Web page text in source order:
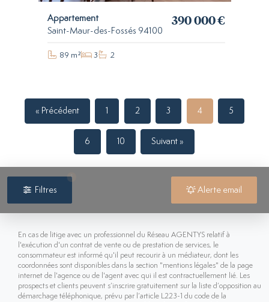
Appartement
Saint-Maur-des-Fossés 94100
390 000 €
89 m² 3 2
« Précédent 1 2 3 4 5
6 10 Suivant »
Filtres
1filtres sélectionnés
Alerte email
En cas de litige avec un professionnel du Réseau AGENTYS relatif à
l'exécution d'un contrat de vente ou de prestation de services, le
consommateur est informé qu'il peut recourir à un médiateur, dont les
coordonnées sont disponibles dans la section "mentions légales" de la page
internet de l'agence ou de l'agent avec qui il est contractuellement lié. Les
prospects et clients peuvent s’inscrire gratuitement sur la liste d’opposition au
démarchage téléphonique, prévu par l’article L223-1 du code de la